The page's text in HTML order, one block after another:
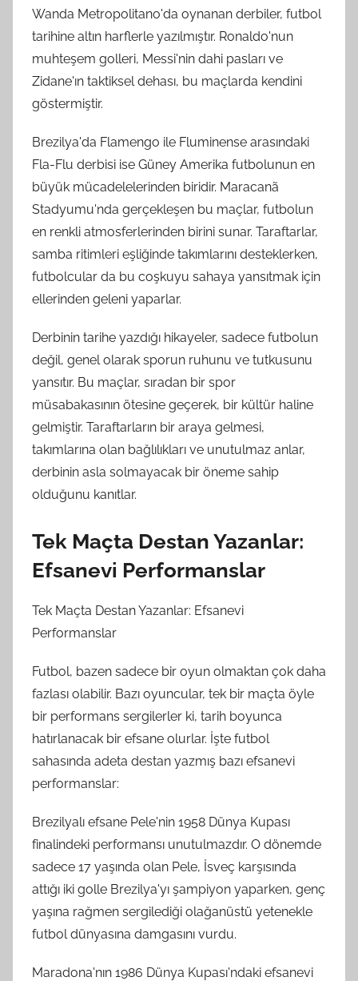
Wanda Metropolitano'da oynanan derbiler, futbol
tarihine altın harflerle yazılmıştır. Ronaldo'nun
muhteşem golleri, Messi'nin dahi pasları ve
Zidane'ın taktiksel dehası, bu maçlarda kendini
göstermiştir.
Brezilya'da Flamengo ile Fluminense arasındaki
Fla-Flu derbisi ise Güney Amerika futbolunun en
büyük mücadelelerinden biridir. Maracanã
Stadyumu'nda gerçekleşen bu maçlar, futbolun
en renkli atmosferlerinden birini sunar. Taraftarlar,
samba ritimleri eşliğinde takımlarını desteklerken,
futbolcular da bu coşkuyu sahaya yansıtmak için
ellerinden geleni yaparlar.
Derbinin tarihe yazdığı hikayeler, sadece futbolun
değil, genel olarak sporun ruhunu ve tutkusunu
yansıtır. Bu maçlar, sıradan bir spor
müsabakasının ötesine geçerek, bir kültür haline
gelmiştir. Taraftarların bir araya gelmesi,
takımlarına olan bağlılıkları ve unutulmaz anlar,
derbinin asla solmayacak bir öneme sahip
olduğunu kanıtlar.
Tek Maçta Destan Yazanlar:
Efsanevi Performanslar
Tek Maçta Destan Yazanlar: Efsanevi
Performanslar
Futbol, bazen sadece bir oyun olmaktan çok daha
fazlası olabilir. Bazı oyuncular, tek bir maçta öyle
bir performans sergilerler ki, tarih boyunca
hatırlanacak bir efsane olurlar. İşte futbol
sahasında adeta destan yazmış bazı efsanevi
performanslar:
Brezilyalı efsane Pele'nin 1958 Dünya Kupası
finalindeki performansı unutulmazdır. O dönemde
sadece 17 yaşında olan Pele, İsveç karşısında
attığı iki golle Brezilya'yı şampiyon yaparken, genç
yaşına rağmen sergilediği olağanüstü yetenekle
futbol dünyasına damgasını vurdu.
Maradona'nın 1986 Dünya Kupası'ndaki efsanevi